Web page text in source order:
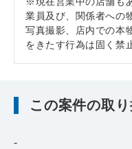
業員及び、関係者への
写真撮影、店内での本
をきたす行為は固く禁
この案件の取
-